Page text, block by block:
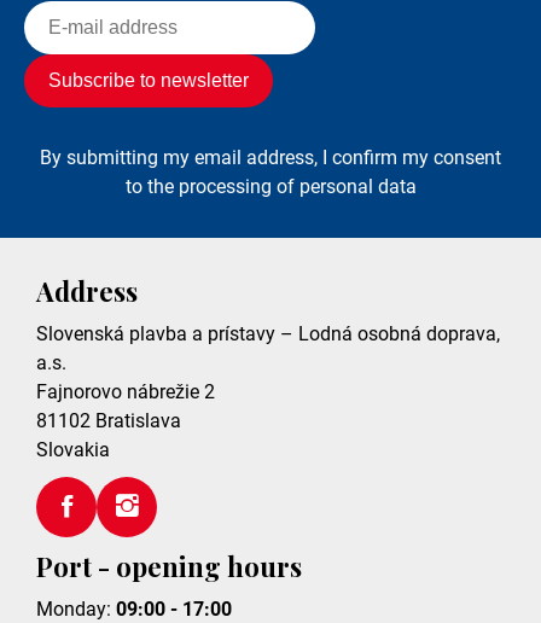
By submitting my email address, I confirm my consent
to the processing of personal data
Address
Slovenská plavba a prístavy – Lodná osobná doprava,
a.s.
Fajnorovo nábrežie 2
81102 Bratislava
Slovakia
Port - opening hours
Monday: 09:00 - 17:00